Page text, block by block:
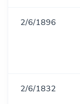
2/6/1896
2/6/1832